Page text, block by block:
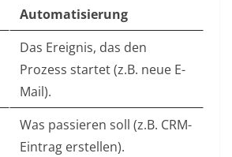
Automatisierung
Das Ereignis, das den
Prozess startet (z.B. neue E-
Mail).
Was passieren soll (z.B. CRM-
Eintrag erstellen).